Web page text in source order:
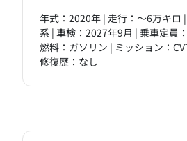
年式：2020年 | 走行：～6万キロ
系 | 車検：2027年9月 | 乗車定員
燃料：ガソリン | ミッション：
修復歴：なし